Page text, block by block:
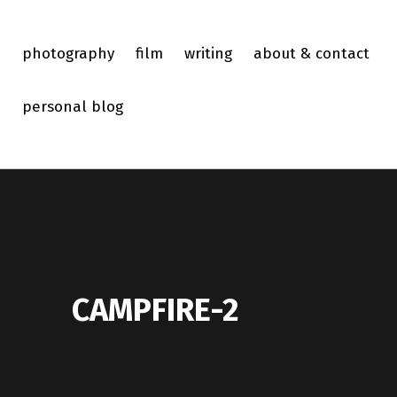
photography film writing about & contact
personal blog
CAMPFIRE-2